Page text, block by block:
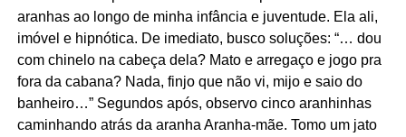
aranhas ao longo de minha infância e juventude. Ela ali,
imóvel e hipnótica. De imediato, busco soluções: “… dou
com chinelo na cabeça dela? Mato e arregaço e jogo pra
fora da cabana? Nada, finjo que não vi, mijo e saio do
banheiro…” Segundos após, observo cinco aranhinhas
caminhando atrás da aranha Aranha-mãe. Tomo um jato